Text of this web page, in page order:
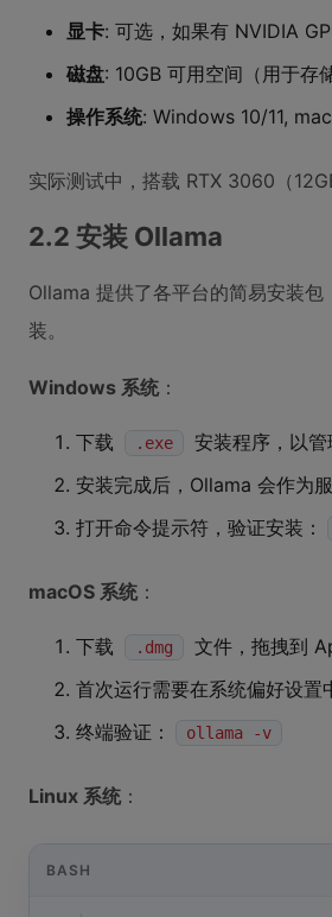
显卡: 可选，如果有 NVIDIA
磁盘: 10GB 可用空间（用于存
操作系统: Windows 10/11,
实际测试中，搭载 RTX 3060（
2.2 安装 Ollama
Ollama 提供了各平台的简易安装包
装。
Windows 系统：
下载 .exe
安装程序，以
安装完成后，Ollama 会作为
打开命令提示符，验证安装：
macOS 系统：
下载 .dmg
文件，拖拽到
首次运行需要在系统偏好设置
终端验证：
ollama -v
Linux 系统：
BASH